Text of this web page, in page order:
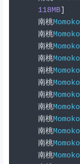
118MB]
南桃Momoko
南桃Momoko
南桃Momoko
南桃Momoko
南桃Momoko
南桃Momoko
南桃Momoko
南桃Momoko
南桃Momoko
南桃Momoko
南桃Momoko
南桃Momoko